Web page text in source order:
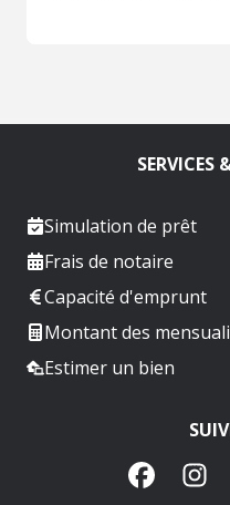
SERVICES
Simulation de prêt
Frais de notaire
Capacité d'emprunt
Montant des
Estimer un bien
Facebook